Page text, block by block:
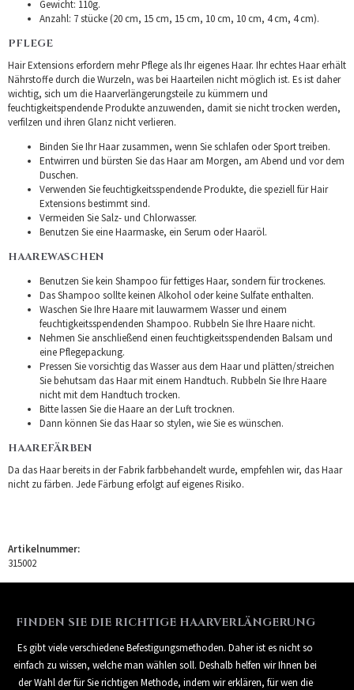
Gewicht: 110g.
Anzahl: 7 stücke (20 cm, 15 cm, 15 cm, 10 cm, 10 cm, 4 cm, 4 cm).
PFLEGE
Hair Extensions erfordern mehr Pflege als Ihr eigenes Haar. Ihr echtes Haar erhält
Nährstoffe durch die Wurzeln, was bei Haarteilen nicht möglich ist. Es ist daher
wichtig, sich um die Haarverlängerungsteile zu kümmern und
feuchtigkeitspendende Produkte anzuwenden, damit sie nicht trocken werden,
verfilzen und ihren Glanz nicht verlieren.
Binden Sie Ihr Haar zusammen, wenn Sie schlafen oder Sport treiben.
Entwirren und bürsten Sie das Haar am Morgen, am Abend und vor dem
Duschen.
Verwenden Sie feuchtigkeitsspendende Produkte, die speziell für Hair
Extensions bestimmt sind.
Vermeiden Sie Salz- und Chlorwasser.
Benutzen Sie eine Haarmaske, ein Serum oder Haaröl.
HAAREWASCHEN
Benutzen Sie kein Shampoo für fettiges Haar, sondern für trockenes.
Das Shampoo sollte keinen Alkohol oder keine Sulfate enthalten.
Waschen Sie Ihre Haare mit lauwarmem Wasser und einem
feuchtigkeitsspendenden Shampoo. Rubbeln Sie Ihre Haare nicht.
Nehmen Sie anschließend einen feuchtigkeitsspendenden Balsam und
eine Pflegepackung.
Pressen Sie vorsichtig das Wasser aus dem Haar und plätten/streichen
Sie behutsam das Haar mit einem Handtuch. Rubbeln Sie Ihre Haare
nicht mit dem Handtuch trocken.
Bitte lassen Sie die Haare an der Luft trocknen.
Dann können Sie das Haar so stylen, wie Sie es wünschen.
HAAREFÄRBEN
Da das Haar bereits in der Fabrik farbbehandelt wurde, empfehlen wir, das Haar
nicht zu färben. Jede Färbung erfolgt auf eigenes Risiko.
Artikelnummer:
315002
FINDEN SIE DIE RICHTIGE HAARVERLÄNGERUNG
Es gibt viele verschiedene Befestigungsmethoden. Daher ist es nicht so
einfach zu wissen, welche man wählen soll. Deshalb helfen wir Ihnen bei
der Wahl der für Sie richtigen Methode, indem wir erklären, für wen die